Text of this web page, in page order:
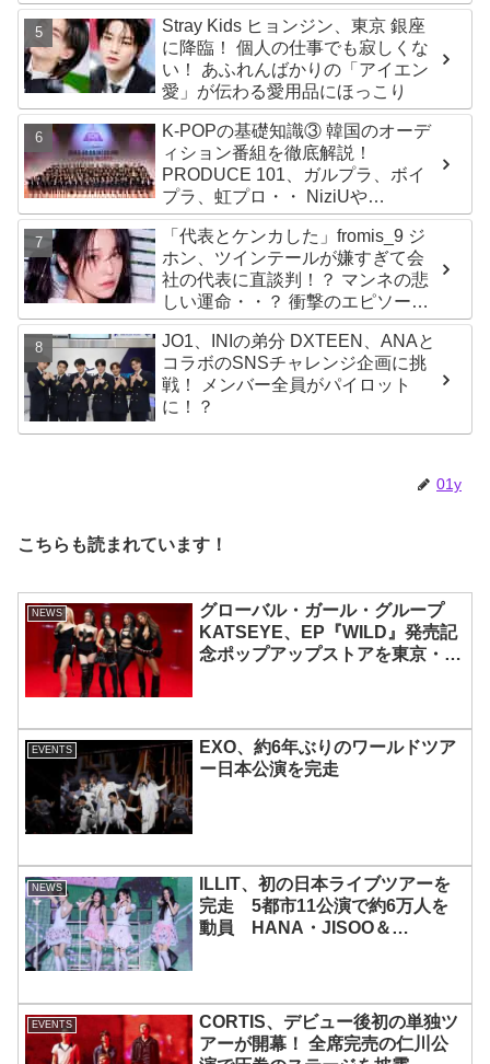
Stray Kids ヒョンジン、東京 銀座
に降臨！ 個人の仕事でも寂しくな
い！ あふれんばかりの「アイエン
愛」が伝わる愛用品にほっこり
K-POPの基礎知識③ 韓国のオーデ
ィション番組を徹底解説！
PRODUCE 101、ガルプラ、ボイ
プラ、虹プロ・・ NiziUや
Kep1er、ZEROBASEONEら人気
グループが続々と誕生！ JO1や
INI、ME:Iを生んだ日プまで一挙紹
介
「代表とケンカした」fromis_9 ジ
ホン、ツインテールが嫌すぎて会
社の代表に直談判！？ マンネの悲
しい運命・・？ 衝撃のエピソード
に爆笑
JO1、INIの弟分 DXTEEN、ANAと
コラボのSNSチャレンジ企画に挑
戦！ メンバー全員がパイロット
に！？
01y
こちらも読まれています！
NEWS
グローバル・ガール・グループ
KATSEYE、EP『WILD』発売記
念ポップアップストアを東京・原
EVENTS
EXO、約6年ぶりのワールドツア
ー日本公演を完走
NEWS
ILLIT、初の日本ライブツアーを
完走 5都市11公演で約6万人を
動員 HANA・JISOO＆
EVENTS
CORTIS、デビュー後初の単独ツ
アーが開幕！ 全席完売の仁川公